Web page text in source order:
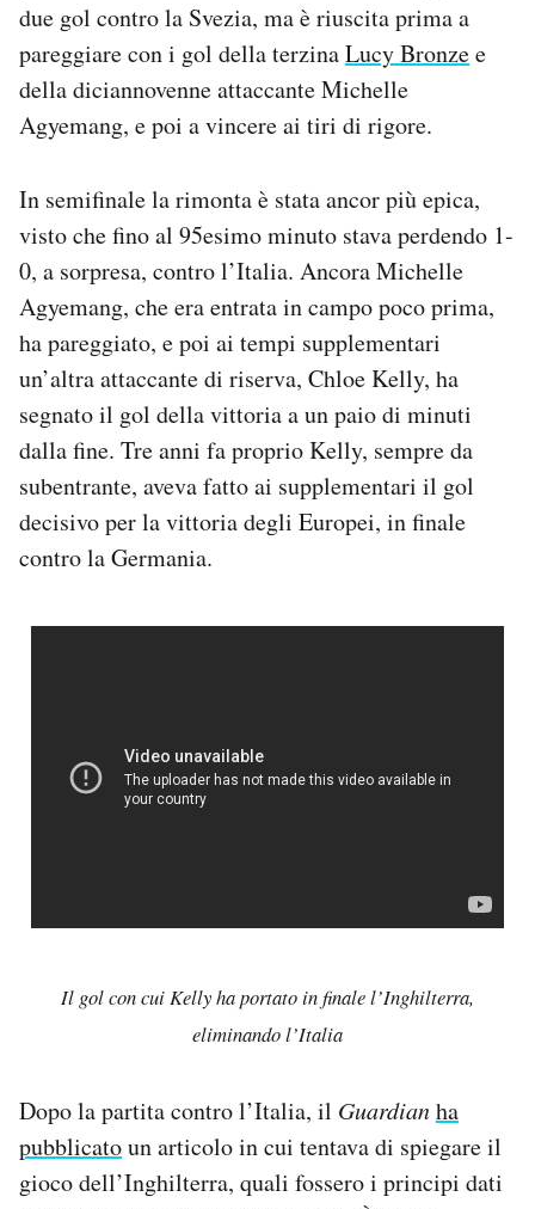
due gol contro la Svezia, ma è riuscita prima a
pareggiare con i gol della terzinaLucy Bronzee
della diciannovenne attaccante Michelle
Agyemang, e poi a vincere ai tiri di rigore.
In semifinale la rimonta è stata ancor più epica,
visto che fino al 95esimo minuto stava perdendo 1-
0, a sorpresa, contro l’Italia. Ancora Michelle
Agyemang, che era entrata in campo poco prima,
ha pareggiato, e poi ai tempi supplementari
un’altra attaccante di riserva, Chloe Kelly, ha
segnato il gol della vittoria a un paio di minuti
dalla fine. Tre anni fa proprio Kelly, sempre da
subentrante, aveva fatto ai supplementari il gol
decisivo per la vittoria degli Europei, in finale
contro la Germania.
Il gol con cui Kelly ha portato in finale l’Inghilterra,
eliminando l’Italia
Dopo la partita contro l’Italia, il Guardianha
pubblicatoun articolo in cui tentava di spiegare il
gioco dell’Inghilterra, quali fossero i principi dati